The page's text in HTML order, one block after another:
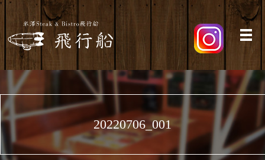
メ
20220706_001